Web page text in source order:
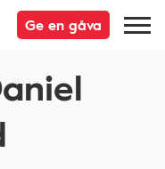
Ge en gåva